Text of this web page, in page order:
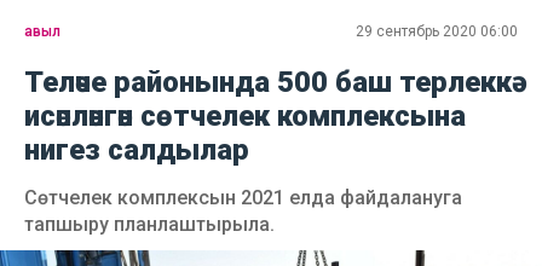
авыл 29 сентябрь 2020 06:00
Теләче районында 500 баш терлеккә
исәпләнгән сөтчелек комплексына
нигез салдылар
Сөтчелек комплексын 2021 елда файдалануга
тапшыру планлаштырыла.